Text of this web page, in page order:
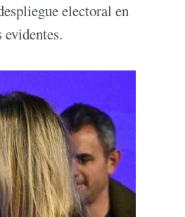
electoral en